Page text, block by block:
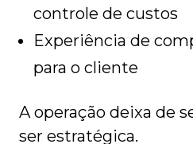
controle de custos
Experiência de
para o cliente
A operação deixa de
ser estratégica.